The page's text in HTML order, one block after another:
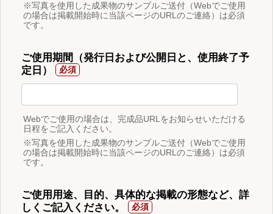
※写真を使用した成果物のサンプルご送付（Webでご使用
の場合は掲載開始時に当該ページのURLのご連絡）は必須
です。
ご使用期間（発行日および公開日と、使用終了予
定日）
Webでご使用の場合は、完成品URLをお知らせいただける
日程をご記入ください。
※写真を使用した成果物のサンプルご送付（Webでご使用
の場合は掲載開始時に当該ページのURLのご連絡）は必須
です。
ご使用用途、目的、具体的な掲載の形態など、詳
しくご記入ください。